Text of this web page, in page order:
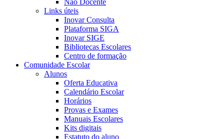
Não Docente
Links úteis
Inovar Consulta
Plataforma SIGA
Inovar SIGE
Bibliotecas Escolares
Centro de formação
Comunidade Escolar
Alunos
Oferta Educativa
Calendário Escolar
Horários
Provas e Exames
Manuais Escolares
Kits digitais
Estatuto do aluno